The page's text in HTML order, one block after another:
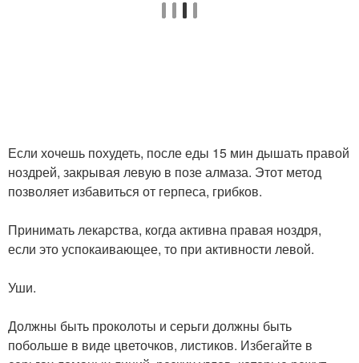
Если хочешь похудеть, после еды 15 мин дышать правой
ноздрей, закрывая левую в позе алмаза. Этот метод
позволяет избавиться от герпеса, грибков.
Принимать лекарства, когда активна правая ноздря,
если это успокаивающее, то при активности левой.
Уши.
Должны быть проколоты и серьги должны быть
побольше в виде цветочков, листиков. Избегайте в